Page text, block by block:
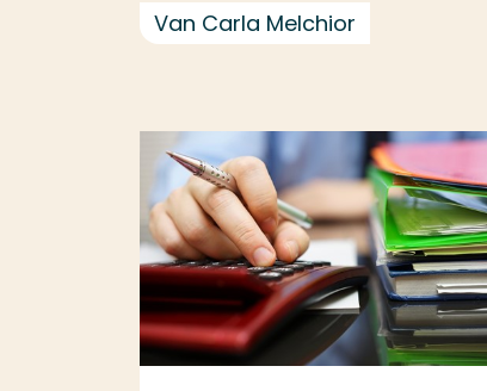
Van Carla Melchior